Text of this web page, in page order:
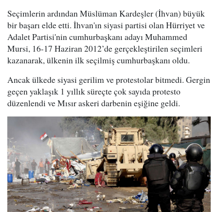
Seçimlerin ardından Müslüman Kardeşler (İhvan) büyük
bir başarı elde etti. İhvan'ın siyasi partisi olan Hürriyet ve
Adalet Partisi'nin cumhurbaşkanı adayı Muhammed
Mursi, 16-17 Haziran 2012’de gerçekleştirilen seçimleri
kazanarak, ülkenin ilk seçilmiş cumhurbaşkanı oldu.
Ancak ülkede siyasi gerilim ve protestolar bitmedi. Gergin
geçen yaklaşık 1 yıllık süreçte çok sayıda protesto
düzenlendi ve Mısır askeri darbenin eşiğine geldi.